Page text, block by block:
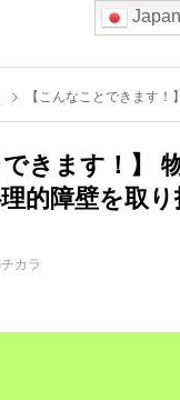
【こんなことできます！】 物語と地図で伝え
できます！】
的障壁を取
カラ